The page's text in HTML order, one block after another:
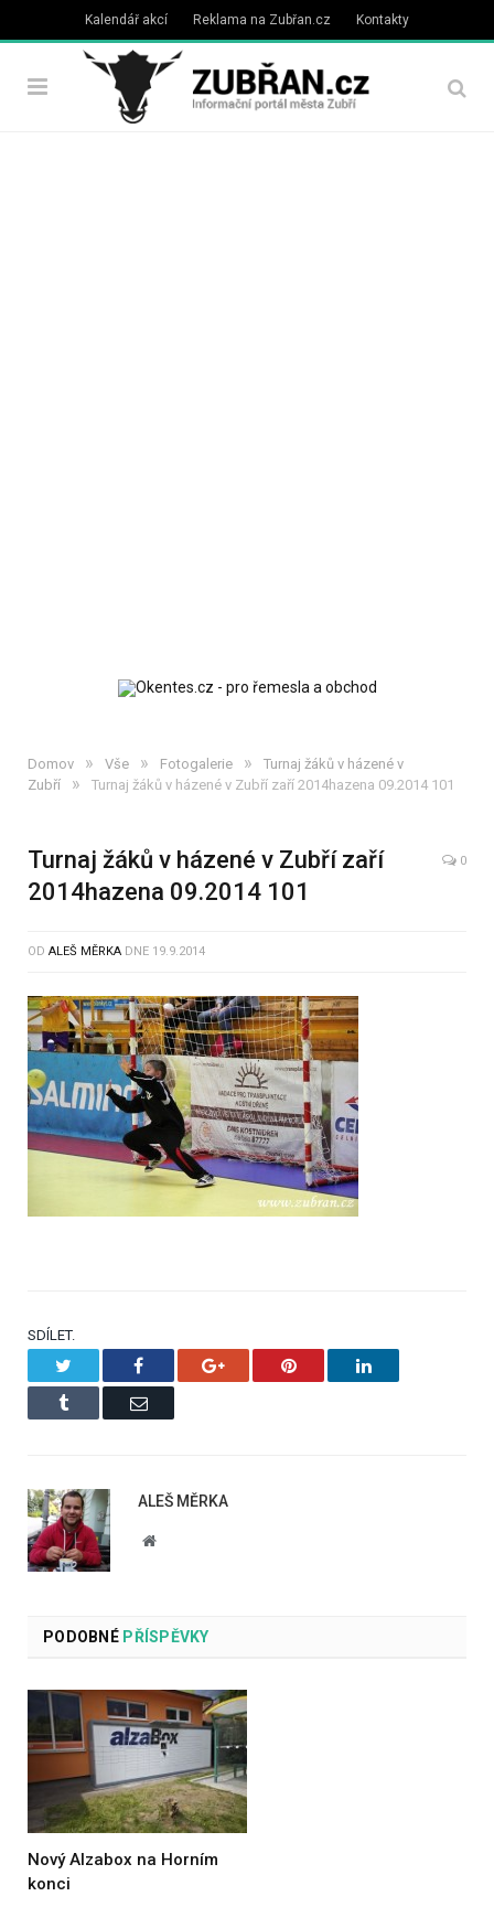
Kalendář akcí Reklama na Zubřan.cz Kontakty
Domov » Vše » Fotogalerie »
Turnaj žáků v házené v
Zubří
» Turnaj žáků v házené v Zubří zaří 2014hazena 09.2014 101
Turnaj žáků v házené v Zubří zaří
2014hazena 09.2014 101
0
OD ALEŠ MĚRKA DNE 19.9.2014
SDÍLET.
Facebook Google+ Pinterest LinkedIn
Tumblr Email
ALEŠ MĚRKA
Website
PODOBNÉPŘÍSPĚVKY
Nový Alzabox na Horním
konci